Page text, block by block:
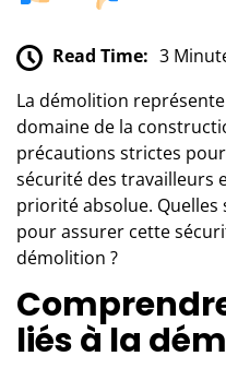
Read Time: 3
La démolition
domaine de la
précautions strictes
sécurité des travailleurs
priorité absolue. Quelles
pour assurer cette
démolition ?
liés à la